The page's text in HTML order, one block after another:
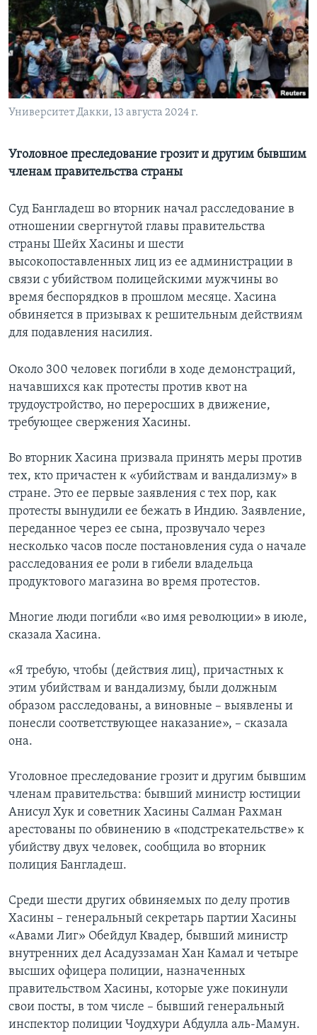
Learning English
СОЦИАЛЬНЫЕ СЕТИ
Университет Дакки, 13 августа 2024 г.
Уголовное преследование грозит и другим бывшим
членам правительства страны
Суд Бангладеш во вторник начал расследование в
отношении свергнутой главы правительства
страны Шейх Хасины и шести
высокопоставленных лиц из ее администрации в
связи с убийством полицейскими мужчины во
время беспорядков в прошлом месяце. Хасина
обвиняется в призывах к решительным действиям
для подавления насилия.
Около 300 человек погибли в ходе демонстраций,
начавшихся как протесты против квот на
трудоустройство, но переросших в движение,
требующее свержения Хасины.
Во вторник Хасина призвала принять меры против
тех, кто причастен к «убийствам и вандализму» в
стране. Это ее первые заявления с тех пор, как
протесты вынудили ее бежать в Индию. Заявление,
переданное через ее сына, прозвучало через
несколько часов после постановления суда о начале
расследования ее роли в гибели владельца
продуктового магазина во время протестов.
Многие люди погибли «во имя революции» в июле,
сказала Хасина.
«Я требую, чтобы (действия лиц), причастных к
этим убийствам и вандализму, были должным
образом расследованы, а виновные – выявлены и
понесли соответствующее наказание», – сказала
она.
Уголовное преследование грозит и другим бывшим
членам правительства: бывший министр юстиции
Анисул Хук и советник Хасины Салман Рахман
арестованы по обвинению в «подстрекательстве» к
убийству двух человек, сообщила во вторник
полиция Бангладеш.
Среди шести других обвиняемых по делу против
Хасины – генеральный секретарь партии Хасины
«Авами Лиг» Обейдул Квадер, бывший министр
внутренних дел Асадуззаман Хан Камал и четыре
высших офицера полиции, назначенных
правительством Хасины, которые уже покинули
свои посты, в том числе – бывший генеральный
инспектор полиции Чоудхури Абдулла аль-Мамун.